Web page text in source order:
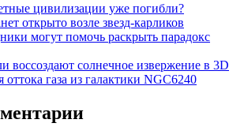
цивилизации уже погибли?
открыто возле звезд-карликов
могут помочь раскрыть парадокс
воссоздают солнечное извержение в 3D
оттока газа из галактики NGC6240